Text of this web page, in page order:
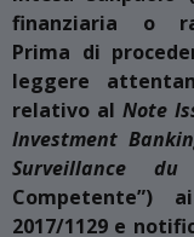
finanziaria o
Prima di
leggere
relativo al Note
Investment
Surveillance
Competente”)
2017/1129 e